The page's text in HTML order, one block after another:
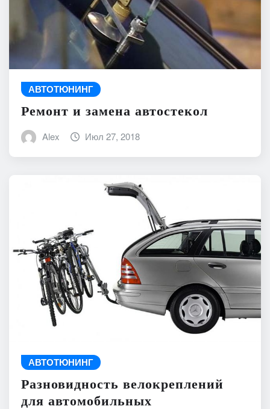
АВТОТЮНИНГ
Ремонт и замена автостекол
Alex Июл 27, 2018
АВТОТЮНИНГ
Разновидность велокреплений
для автомобильных